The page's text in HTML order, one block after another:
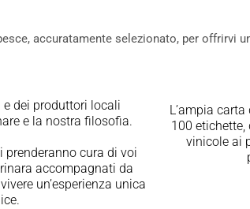
accuratamente selezionato, per offrirvi
dei produttori locali
e la nostra filosofia.
prenderanno cura di voi
accompagnati da
un’esperienza unica
L’ampia
100
vinicole ai